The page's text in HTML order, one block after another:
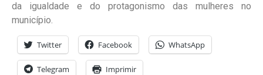
da igualdade e do protagonismo das mulheres no
município.
Twitter Facebook WhatsApp
Telegram Imprimir